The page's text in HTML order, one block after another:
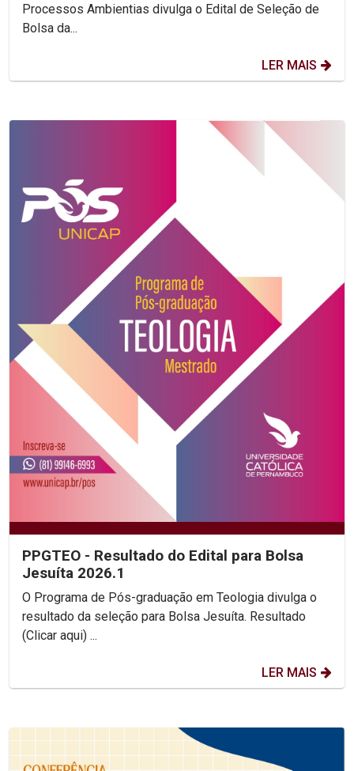
Processos Ambientias divulga o Edital de Seleção de
Bolsa da...
LER MAIS
PPGTEO - Resultado do Edital para Bolsa
Jesuíta 2026.1
O Programa de Pós-graduação em Teologia divulga o
resultado da seleção para Bolsa Jesuíta. Resultado
(Clicar aqui) ...
LER MAIS